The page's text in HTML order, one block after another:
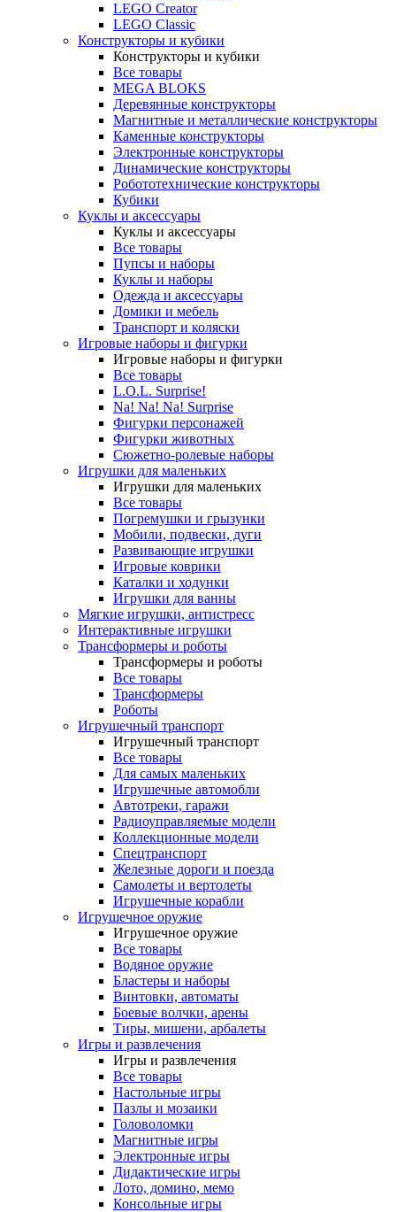
LEGO Creator
LEGO Classic
Конструкторы и кубики
Конструкторы и кубики
Все товары
MEGA BLOKS
Деревянные конструкторы
Магнитные и металлические конструкторы
Каменные конструкторы
Электронные конструкторы
Динамические конструкторы
Робототехнические конструкторы
Кубики
Куклы и аксессуары
Куклы и аксессуары
Все товары
Пупсы и наборы
Куклы и наборы
Одежда и аксессуары
Домики и мебель
Транспорт и коляски
Игровые наборы и фигурки
Игровые наборы и фигурки
Все товары
L.O.L. Surprise!
Na! Na! Na! Surprise
Фигурки персонажей
Фигурки животных
Сюжетно-ролевые наборы
Игрушки для маленьких
Игрушки для маленьких
Все товары
Погремушки и грызунки
Мобили, подвески, дуги
Развивающие игрушки
Игровые коврики
Каталки и ходунки
Игрушки для ванны
Мягкие игрушки, антистресс
Интерактивные игрушки
Трансформеры и роботы
Трансформеры и роботы
Все товары
Трансформеры
Роботы
Игрушечный транспорт
Игрушечный транспорт
Все товары
Для самых маленьких
Игрушечные автомобли
Автотреки, гаражи
Радиоуправляемые модели
Коллекционные модели
Спецтранспорт
Железные дороги и поезда
Самолеты и вертолеты
Игрушечные корабли
Игрушечное оружие
Игрушечное оружие
Все товары
Водяное оружие
Бластеры и наборы
Винтовки, автоматы
Боевые волчки, арены
Тиры, мишени, арбалеты
Игры и развлечения
Игры и развлечения
Все товары
Настольные игры
Пазлы и мозаики
Головоломки
Магнитные игры
Электронные игры
Дидактические игры
Лото, домино, мемо
Консольные игры